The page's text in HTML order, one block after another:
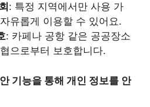
: 특정 지역에서만 사용 가
유롭게 이용할 수 있어요.
: 카페나 공항 같은 공공장소
으로부터 보호합니다.
기능을 통해 개인 정보를 안